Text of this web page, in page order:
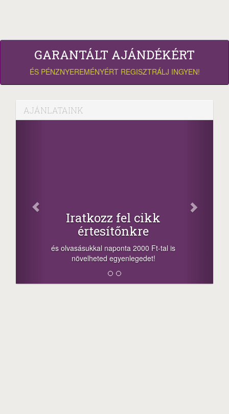
GARANTÁLT AJÁNDÉKÉRT
ÉS PÉNZNYEREMÉNYÉRT REGISZTRÁLJ INGYEN!
AJÁNLATAINK
+1.000.000 Ft...
-nyeremény növelés jár a szerencsésnek
a sorsolás napján! A cikkek alján találsz
megosztási lehetőséget. Lájkolj is minket!